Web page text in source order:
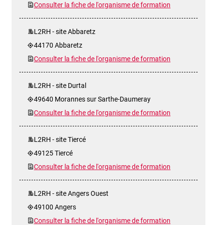
Consulter la fiche de l'organisme de formation
L2RH - site Abbaretz
44170 Abbaretz
Consulter la fiche de l'organisme de formation
L2RH - site Durtal
49640 Morannes sur Sarthe-Daumeray
Consulter la fiche de l'organisme de formation
L2RH - site Tiercé
49125 Tiercé
Consulter la fiche de l'organisme de formation
L2RH - site Angers Ouest
49100 Angers
Consulter la fiche de l'organisme de formation